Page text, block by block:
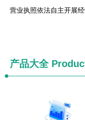
营业执照依法自主开展经
产品大全